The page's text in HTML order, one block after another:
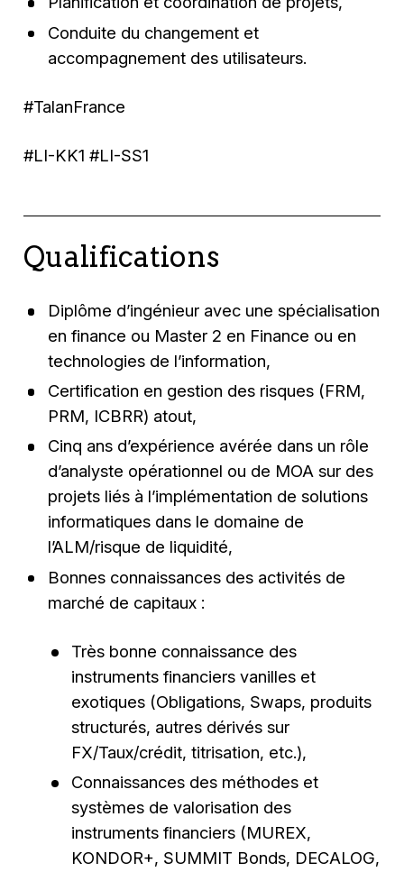
Conduite du changement et
accompagnement des utilisateurs.
#TalanFrance
#LI-KK1 #LI-SS1
Qualifications
Diplôme d’ingénieur avec une spécialisation
en finance ou Master 2 en Finance ou en
technologies de l’information,
Certification en gestion des risques (FRM,
PRM, ICBRR) atout,
Cinq ans d’expérience avérée dans un rôle
d’analyste opérationnel ou de MOA sur des
projets liés à l’implémentation de solutions
informatiques dans le domaine de
l’ALM/risque de liquidité,
Bonnes connaissances des activités de
marché de capitaux :
Très bonne connaissance des
instruments financiers vanilles et
exotiques (Obligations, Swaps, produits
structurés, autres dérivés sur
FX/Taux/crédit, titrisation, etc.),
Connaissances des méthodes et
systèmes de valorisation des
instruments financiers (MUREX,
KONDOR+, SUMMIT Bonds, DECALOG,